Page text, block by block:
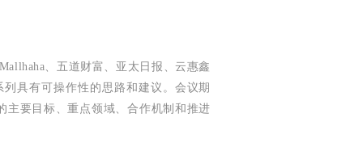
、五道财富、亚太日报、云惠鑫
具有可操作性的思路和建议。会议期
主要目标、重点领域、合作机制和推进